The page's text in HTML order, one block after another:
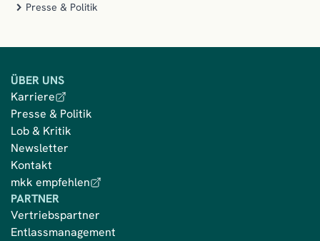
Presse & Politik
ÜBER UNS
Karriere
Presse & Politik
Lob & Kritik
Newsletter
Kontakt
mkk empfehlen
PARTNER
Vertriebspartner
Entlassmanagement